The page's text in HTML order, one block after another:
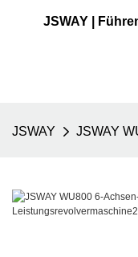
JSWAY |
JSWAY JSWAY